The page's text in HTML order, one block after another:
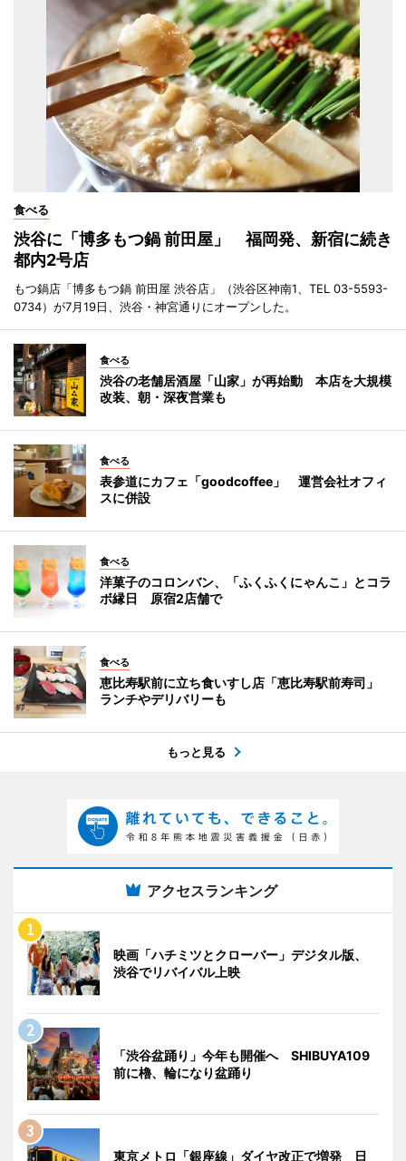
食べる
渋谷に「博多もつ鍋 前田屋」 福岡発、新宿に続き
都内2号店
もつ鍋店「博多もつ鍋 前田屋 渋谷店」（渋谷区神南1、TEL 03-5593-
0734）が7月19日、渋谷・神宮通りにオープンした。
食べる
渋谷の老舗居酒屋「山家」が再始動 本店を大規模
改装、朝・深夜営業も
食べる
表参道にカフェ「goodcoffee」 運営会社オフィ
スに併設
食べる
洋菓子のコロンバン、「ふくふくにゃんこ」とコラ
ボ縁日 原宿2店舗で
食べる
恵比寿駅前に立ち食いすし店「恵比寿駅前寿司」
ランチやデリバリーも
もっと見る
アクセスランキング
映画「ハチミツとクローバー」デジタル版、
渋谷でリバイバル上映
「渋谷盆踊り」今年も開催へ SHIBUYA109
前に櫓、輪になり盆踊り
東京メトロ「銀座線」ダイヤ改正で増発 日